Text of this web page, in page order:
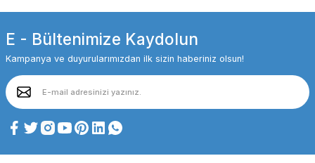
E - Bültenimize Kaydolun
Kampanya ve duyurularımızdan ilk sizin haberiniz olsun!